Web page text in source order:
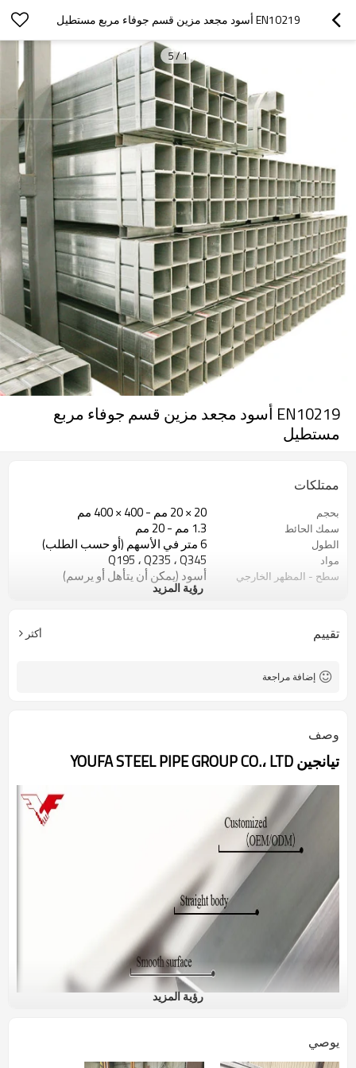
EN10219 أسود مجعد مزين قسم جوفاء مربع مستطيل
1
/
5
EN10219 أسود مجعد مزين قسم جوفاء مربع
مستطيل
ممتلكات
بحجم 20 × 20 مم - 400 × 400 مم
سمك الحائط 1.3 مم - 20 مم
الطول 6 متر في الأسهم (أو حسب الطلب)
مواد Q195 ، Q235 ، Q345
سطح - المظهر الخارجي أسود (يمكن أن يتأهل أو يرسم)
في حزم مع حزمة التصدير البلاستيكية
السعة الإنتاجية
رؤية المزيد
تقييم أكثر
إضافة مراجعة
وصف
تيانجين YOUFA STEEL PIPE GROUP CO.، LTD
رؤية المزيد
يوصي